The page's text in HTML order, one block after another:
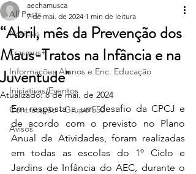
All Posts
Notícias
Erasmus+
Informações Alunos e Enc. Educação
Iniciativas/Eventos
Contratação - Grupo 550
Avisos
“Abril, mês da Prevenção dos
Maus-Tratos na Infância e na
Juventude"
aechamusca
7 de mai. de 2024 1 min de leitura
Atualizado:8 de mai. de 2024
Em resposta a um desafio da CPCJ e
de acordo com o previsto no Plano
Anual de Atividades, foram realizadas
em todas as escolas do 1º Ciclo e
Jardins de Infância do AEC, durante o